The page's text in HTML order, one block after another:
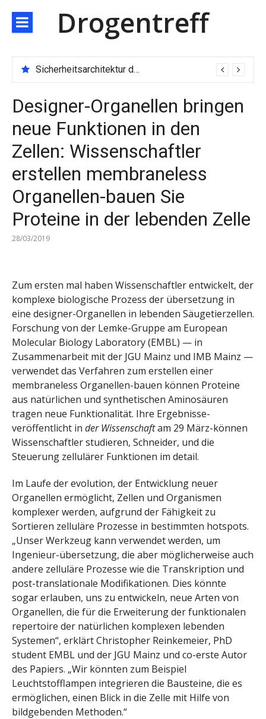
zum
Inhalt
Drogentreff
Sicherheitsarchitektur der nächsten Generation: JARXE kombiniert Multi-Wallet und MPC als Schutzschild für digitales Vertrauen
Designer-Organellen bringen
neue Funktionen in den
Zellen: Wissenschaftler
erstellen membraneless
Organellen-bauen Sie
Proteine in der lebenden Zelle
28/03/2019
Zum ersten mal haben Wissenschaftler entwickelt, der
komplexe biologische Prozess der übersetzung in
eine designer-Organellen in lebenden Säugetierzellen.
Forschung von der Lemke-Gruppe am European
Molecular Biology Laboratory (EMBL) — in
Zusammenarbeit mit der JGU Mainz und IMB Mainz —
verwendet das Verfahren zum erstellen einer
membraneless Organellen-bauen können Proteine
aus natürlichen und synthetischen Aminosäuren
tragen neue Funktionalität. Ihre Ergebnisse-
veröffentlicht in der Wissenschaftam 29 März-können
Wissenschaftler studieren, Schneider, und die
Steuerung zellulärer Funktionen im detail.
Im Laufe der evolution, der Entwicklung neuer
Organellen ermöglicht, Zellen und Organismen
komplexer werden, aufgrund der Fähigkeit zu
Sortieren zelluläre Prozesse in bestimmten hotspots.
„Unser Werkzeug kann verwendet werden, um
Ingenieur-übersetzung, die aber möglicherweise auch
andere zelluläre Prozesse wie die Transkription und
post-translationale Modifikationen. Dies könnte
sogar erlauben, uns zu entwickeln, neue Arten von
Organellen, die für die Erweiterung der funktionalen
repertoire der natürlichen komplexen lebenden
Systemen“, erklärt Christopher Reinkemeier, PhD
student EMBL und der JGU Mainz und co-erste Autor
des Papiers. „Wir könnten zum Beispiel
Leuchtstofflampen integrieren die Bausteine, die es
ermöglichen, einen Blick in die Zelle mit Hilfe von
bildgebenden Methoden.“